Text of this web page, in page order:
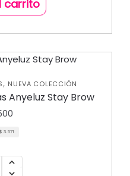
carrito
, NUEVA COLECCIÓN
Anyeluz Stay Brow
$ 3.571